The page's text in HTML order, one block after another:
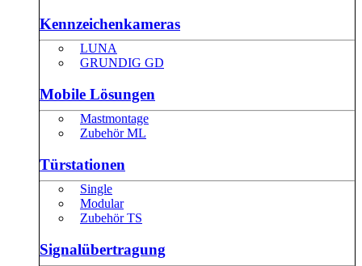
Kennzeichenkameras
LUNA
GRUNDIG GD
Mobile Lösungen
Mastmontage
Zubehör ML
Türstationen
Single
Modular
Zubehör TS
Signalübertragung